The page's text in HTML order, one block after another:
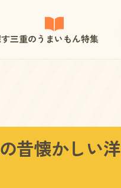
三重のうまいもん特集
昔懐かしい洋